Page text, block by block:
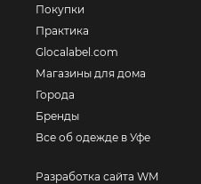
Покупки
Практика
Glocalabel.com
Магазины для дома
Города
Бренды
Все об одежде в Уфе
Разработка сайта WM